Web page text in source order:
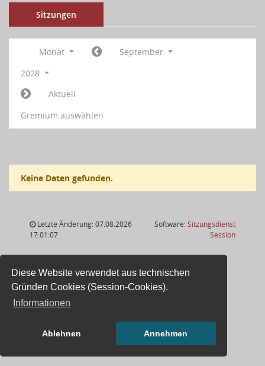
Diese Website verwendet aus technischen
Gründen Cookies (Session-Cookies).
Informationen
Ablehnen Annehmen
Sitzungen
Monat
September
2028
Aktuell
Gremium auswählen
Keine Daten gefunden.
Letzte Änderung: 07.08.2026
17:01:07
Software:Sitzungsdienst
Session(Wird in